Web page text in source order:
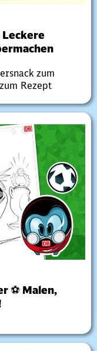
zum
Rezept
⚽ Malen,